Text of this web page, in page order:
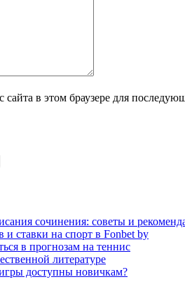
сайта в этом браузере для
сочинения: советы и
и ставки на спорт в Fonbet by
в прогнозам на теннис
литературе
доступны новичкам?